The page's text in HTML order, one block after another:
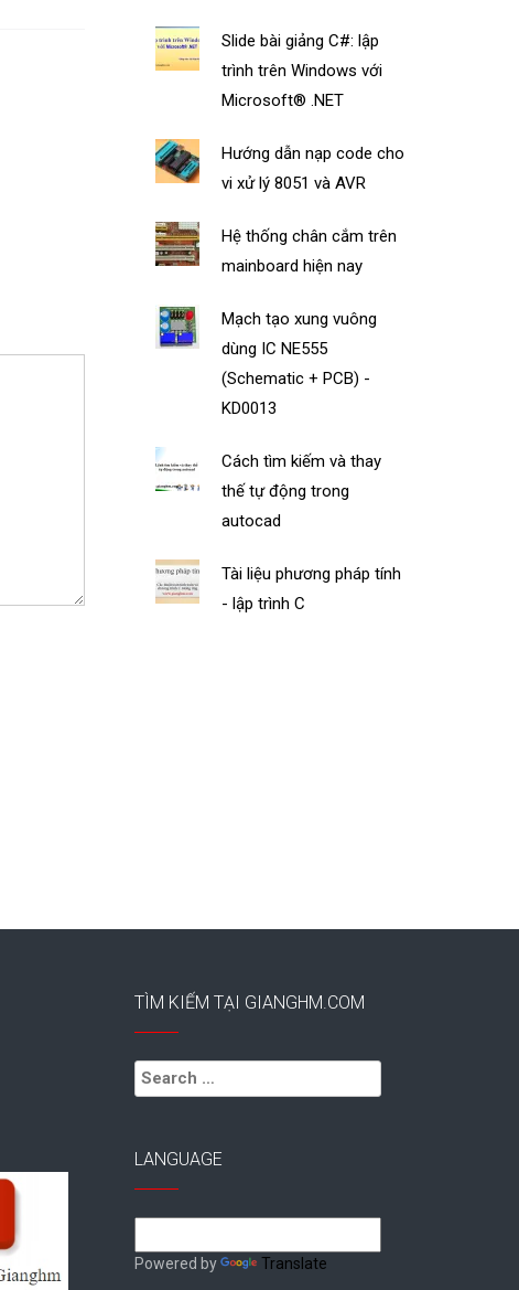
Slide bài giảng C#: lập
trình trên Windows với
Microsoft® .NET
Hướng dẫn nạp code cho
vi xử lý 8051 và AVR
Hệ thống chân cắm trên
mainboard hiện nay
Mạch tạo xung vuông
dùng IC NE555
(Schematic + PCB) -
KD0013
Cách tìm kiếm và thay
thế tự động trong
autocad
Tài liệu phương pháp tính
- lập trình C
TÌM KIẾM TẠI GIANGHM.COM
Search
for:
LANGUAGE
Powered by Translate